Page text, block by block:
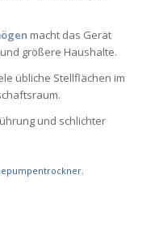
macht das Gerät
größere Haushalte.
übliche Stellflächen im
und schlichter
,